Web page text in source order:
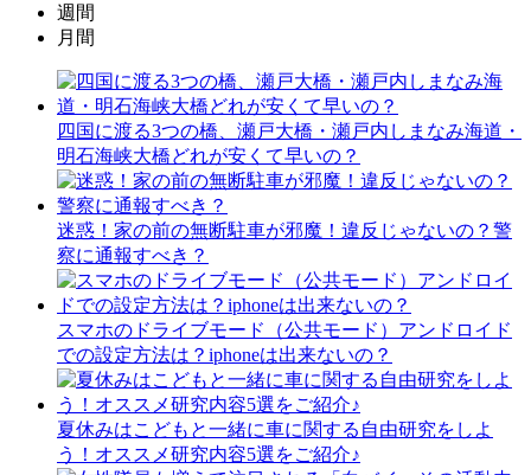
週間
月間
四国に渡る3つの橋、瀬戸大橋・瀬戸内しまなみ海道・
明石海峡大橋どれが安くて早いの？
迷惑！家の前の無断駐車が邪魔！違反じゃないの？警
察に通報すべき？
スマホのドライブモード（公共モード）アンドロイド
での設定方法は？iphoneは出来ないの？
夏休みはこどもと一緒に車に関する自由研究をしよ
う！オススメ研究内容5選をご紹介♪